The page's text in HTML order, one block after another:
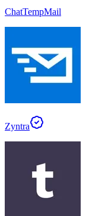
ChatTempMail
Zyntra